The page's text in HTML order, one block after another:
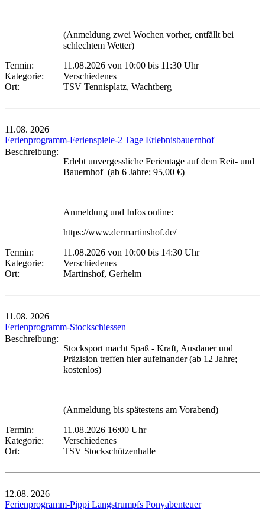
(Anmeldung zwei Wochen vorher, entfällt bei
schlechtem Wetter)
Termin:
11.08.2026 von 10:00 bis 11:30 Uhr
Kategorie:
Verschiedenes
Ort:
TSV Tennisplatz, Wachtberg
11.08. 2026
Ferienprogramm-Ferienspiele-2 Tage Erlebnisbauernhof
Beschreibung:
Erlebt unvergessliche Ferientage auf dem Reit- und
Bauernhof (ab 6 Jahre; 95,00 €)
Anmeldung und Infos online:
https://www.dermartinshof.de/
Termin:
11.08.2026 von 10:00 bis 14:30 Uhr
Kategorie:
Verschiedenes
Ort:
Martinshof, Gerhelm
11.08. 2026
Ferienprogramm-Stockschiessen
Beschreibung:
Stocksport macht Spaß - Kraft, Ausdauer und
Präzision treffen hier aufeinander (ab 12 Jahre;
kostenlos)
(Anmeldung bis spätestens am Vorabend)
Termin:
11.08.2026 16:00 Uhr
Kategorie:
Verschiedenes
Ort:
TSV Stockschützenhalle
12.08. 2026
Ferienprogramm-Pippi Langstrumpfs Ponyabenteuer